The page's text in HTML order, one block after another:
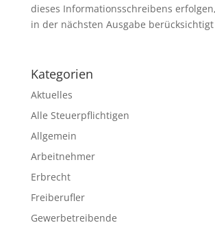
dieses Informationsschreibens
in der nächsten Ausgabe
Kategorien
Aktuelles
Alle Steuerpflichtigen
Allgemein
Arbeitnehmer
Erbrecht
Freiberufler
Gewerbetreibende